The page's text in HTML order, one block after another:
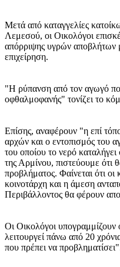
Μετά από καταγγελίες
Λεμεσού, οι Οικολόγοι
απόρριψης υγρών
επιχείρηση.
"Η ρύπανση από τον αγωγό
οφθαλμοφανής" τονίζει το
Επίσης, αναφέρουν "η επί
αρχών και ο εντοπισμός του
του οποίου το νερό
της Αρμίνου, πιστεύουμε ότι
προβλήματος. Φαίνεται ότι οι
κοινοτάρχη και η άμεση
Περιβάλλοντος θα φέρουν
Οι Οικολόγοι
λειτουργεί πάνω από 20
που πρέπει να